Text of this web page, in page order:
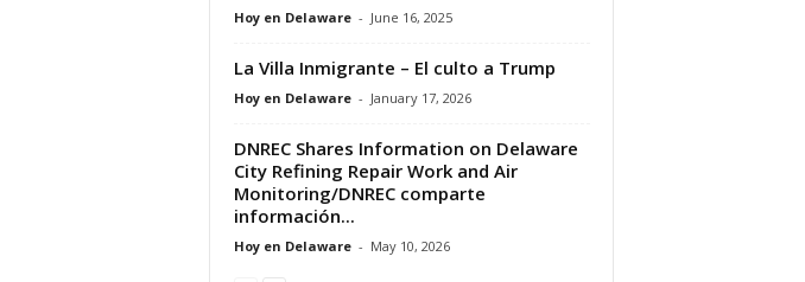
Hoy en Delaware - June 16, 2025
La Villa Inmigrante – El culto a Trump
Hoy en Delaware - January 17, 2026
DNREC Shares Information on Delaware
City Refining Repair Work and Air
Monitoring/DNREC comparte
información...
Hoy en Delaware - May 10, 2026